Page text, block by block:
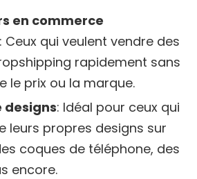
en commerce
: Ceux qui veulent vendre des
rapidement sans
le prix ou la marque.
designs: Idéal pour ceux qui
leurs propres designs sur
coques de téléphone, des
encore.